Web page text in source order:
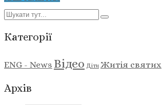
Категорії
ENG - News Відео Діти Житія святих
Архів